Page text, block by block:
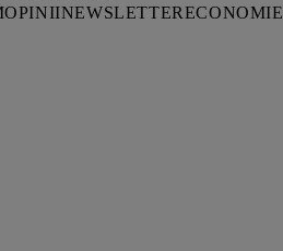
OPINIINEWSLETTERECONOMIE